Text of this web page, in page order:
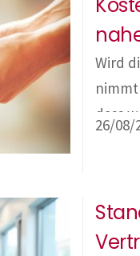
Wird
dass
26/08/